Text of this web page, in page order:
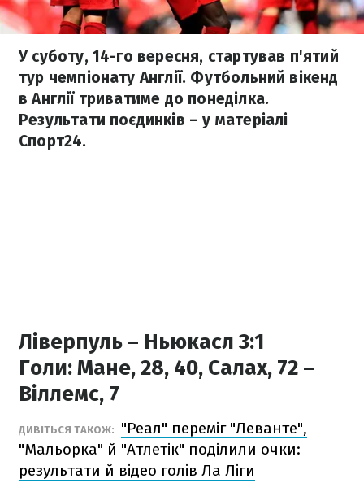
У суботу, 14-го вересня, стартував п'ятий
тур чемпіонату Англії. Футбольний вікенд
в Англії триватиме до понеділка.
Результати поєдинків – у матеріалі
Спорт24.
Ліверпуль – Ньюкасл 3:1
Голи:Мане, 28, 40, Салах, 72 –
Віллемс, 7
ДИВІТЬСЯ ТАКОЖ:
"Реал" переміг "Леванте",
"Мальорка" й "Атлетік" поділили очки:
результати й відео голів Ла Ліги